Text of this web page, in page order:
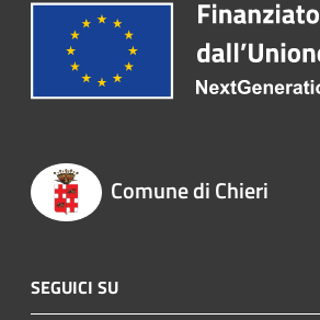
Comune di Chieri
SEGUICI SU